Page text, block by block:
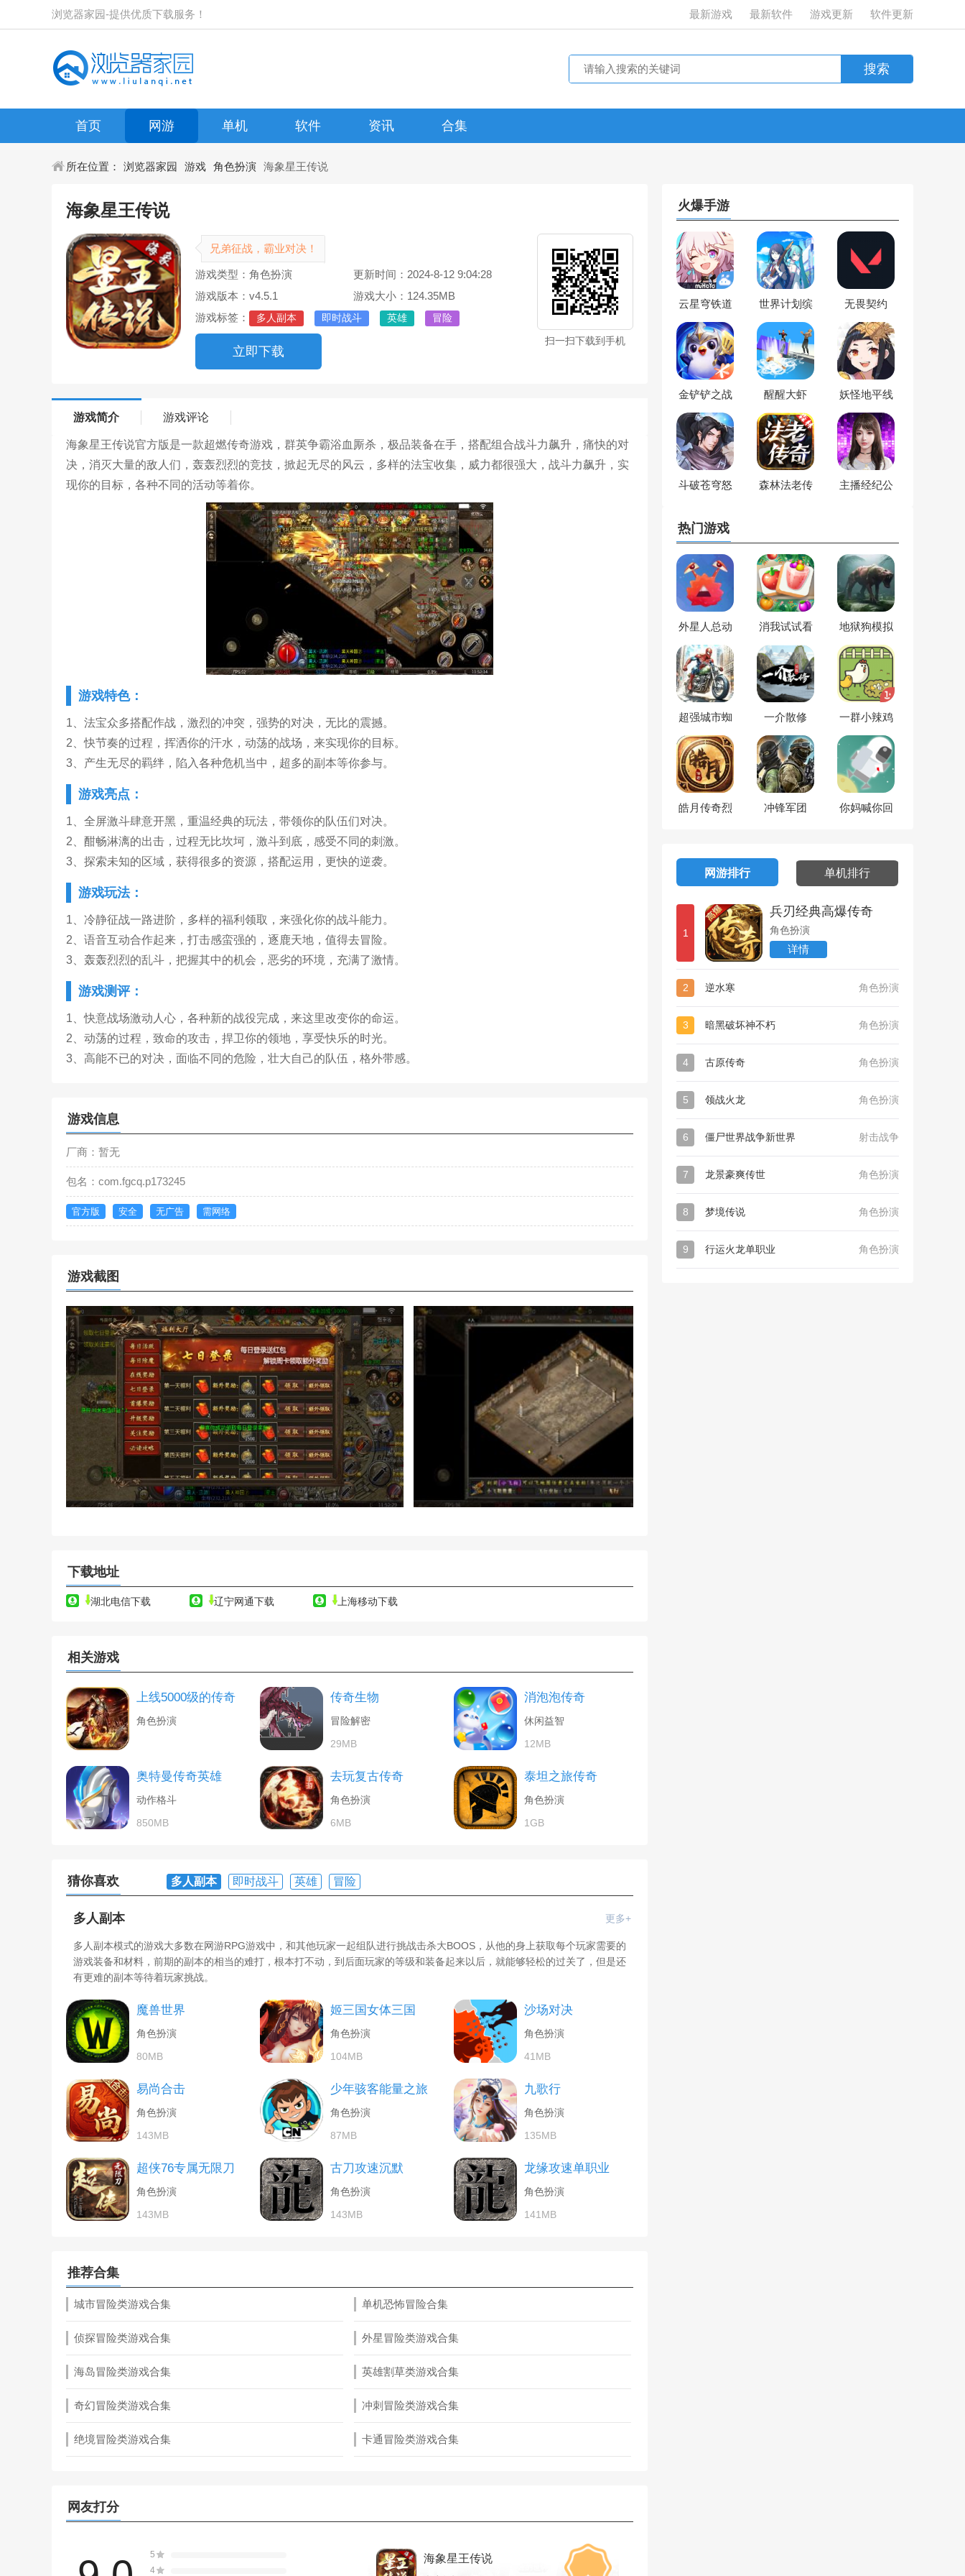
浏览器家园-提供优质下载服务！ 最新游戏 最新软件 游戏更新 软件更新
首页 网游 单机 软件 资讯 合集
所在位置： 浏览器家园 游戏 角色扮演 海象星王传说
海象星王传说
兄弟征战，霸业对决！
游戏类型：角色扮演
更新时间：2024-8-12 9:04:28
游戏版本：v4.5.1
游戏大小：124.35MB
游戏标签：
多人副本 即时战斗 英雄 冒险
立即下载
扫一扫下载到手机
游戏简介 游戏评论
海象星王传说官方版是一款超燃传奇游戏，群英争霸浴血厮杀，极品装备在手，搭配组合战斗力飙升，痛快的对
决，消灭大量的敌人们，轰轰烈烈的竞技，掀起无尽的风云，多样的法宝收集，威力都很强大，战斗力飙升，实
现你的目标，各种不同的活动等着你。
游戏特色：
1、法宝众多搭配作战，激烈的冲突，强势的对决，无比的震撼。
2、快节奏的过程，挥洒你的汗水，动荡的战场，来实现你的目标。
3、产生无尽的羁绊，陷入各种危机当中，超多的副本等你参与。
游戏亮点：
1、全屏激斗肆意开黑，重温经典的玩法，带领你的队伍们对决。
2、酣畅淋漓的出击，过程无比坎坷，激斗到底，感受不同的刺激。
3、探索未知的区域，获得很多的资源，搭配运用，更快的逆袭。
游戏玩法：
1、冷静征战一路进阶，多样的福利领取，来强化你的战斗能力。
2、语音互动合作起来，打击感蛮强的，逐鹿天地，值得去冒险。
3、轰轰烈烈的乱斗，把握其中的机会，恶劣的环境，充满了激情。
游戏测评：
1、快意战场激动人心，各种新的战役完成，来这里改变你的命运。
2、动荡的过程，致命的攻击，捍卫你的领地，享受快乐的时光。
3、高能不已的对决，面临不同的危险，壮大自己的队伍，格外带感。
游戏信息
厂商：暂无
包名：com.fgcq.p173245
官方版 安全 无广告 需网络
游戏截图
下载地址
湖北电信下载 辽宁网通下载 上海移动下载
相关游戏
上线5000级的传奇
角色扮演
传奇生物
冒险解密
29MB
消泡泡传奇
休闲益智
12MB
奥特曼传奇英雄
动作格斗
850MB
去玩复古传奇
角色扮演
6MB
泰坦之旅传奇
角色扮演
1GB
猜你喜欢 多人副本 即时战斗 英雄 冒险
多人副本 更多+
多人副本模式的游戏大多数在网游RPG游戏中，和其他玩家一起组队进行挑战击杀大BOOS，从他的身上获取每个玩家需要的
游戏装备和材料，前期的副本的相当的难打，根本打不动，到后面玩家的等级和装备起来以后，就能够轻松的过关了，但是还
有更难的副本等待着玩家挑战。
魔兽世界
角色扮演
80MB
姬三国女体三国
角色扮演
104MB
沙场对决
角色扮演
41MB
易尚合击
角色扮演
143MB
少年骇客能量之旅
角色扮演
87MB
九歌行
角色扮演
135MB
超侠76专属无限刀
角色扮演
143MB
古刀攻速沉默
角色扮演
143MB
龙缘攻速单职业
角色扮演
141MB
推荐合集
城市冒险类游戏合集 单机恐怖冒险合集
侦探冒险类游戏合集 外星冒险类游戏合集
海岛冒险类游戏合集 英雄割草类游戏合集
奇幻冒险类游戏合集 冲刺冒险类游戏合集
绝境冒险类游戏合集 卡通冒险类游戏合集
网友打分
5
4
海象星王传说
火爆手游
云星穹铁道
世界计划缤
无畏契约
金铲铲之战 醒醒大虾 妖怪地平线
斗破苍穹怒
森林法老传
主播经纪公
热门游戏
外星人总动
消我试试看
地狱狗模拟
超强城市蜘
一介散修 一群小辣鸡
皓月传奇烈
冲锋军团
你妈喊你回
网游排行 单机排行
1
兵刃经典高爆传奇
角色扮演
详情
2 逆水寒 角色扮演
3 暗黑破坏神不朽 角色扮演
4 古原传奇 角色扮演
5 领战火龙 角色扮演
6 僵尸世界战争新世界 射击战争
7 龙景豪爽传世 角色扮演
8 梦境传说 角色扮演
9 行运火龙单职业 角色扮演